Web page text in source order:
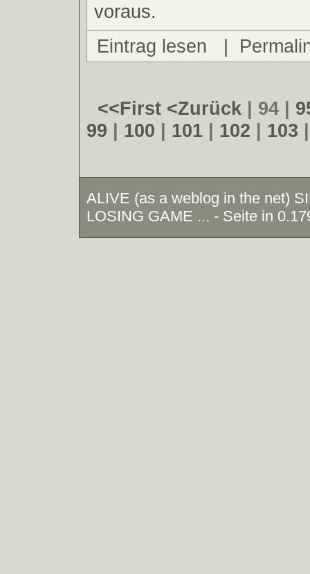
voraus.
Eintrag lesen
|
<<First <Zurück | 94 |
99 | 100 | 101 | 102 | 103
ALIVE (as a weblog in the net)
LOSING GAME ... - Seite in